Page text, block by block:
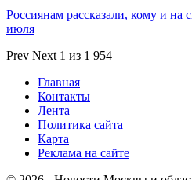
Россиянам рассказали, кому и на
июля
Prev Next 1 из 1 954
Главная
Контакты
Лента
Политика сайта
Карта
Реклама на сайте